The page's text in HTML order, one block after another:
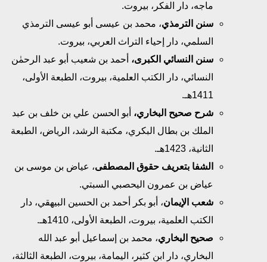
ماجه، دار الفكر، بيروت.
سنن الترمذي، محمد بن عيسى أبو عيسى الترمذي
السلمي، دار إحياء التراث العربي، بيروت.
سنن النسائي الكبرى، أحمد بن شعيب أبو عبد الرحمٰن
النسائي، دار الكتب العلمية، بيروت، الطبعة الأولى،
1411هـ.
شرح صحيح البخاري، أبو الحسن علي بن خلف بن عبد
الملك بن بطال البكري، مكتبة الرشد، الرياض، الطبعة
الثانية، 1423هـ.
الشفا بتعريف حقوق المصطفى، عياض بن موسى بن
عياض بن عمرون اليحصبي السبتي.
شعب الإيمان، أبو بكر أحمد بن الحسين البيهقي، دار
الكتب العلمية، بيروت، الطبعة الأولى، 1410هـ.
صحيح البخاري، محمد بن إسماعيل أبو عبد الله
البخاري، دار ابن كثير، اليمامة، بيروت، الطبعة الثالثة،